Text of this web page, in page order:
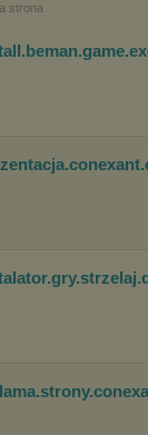
strona